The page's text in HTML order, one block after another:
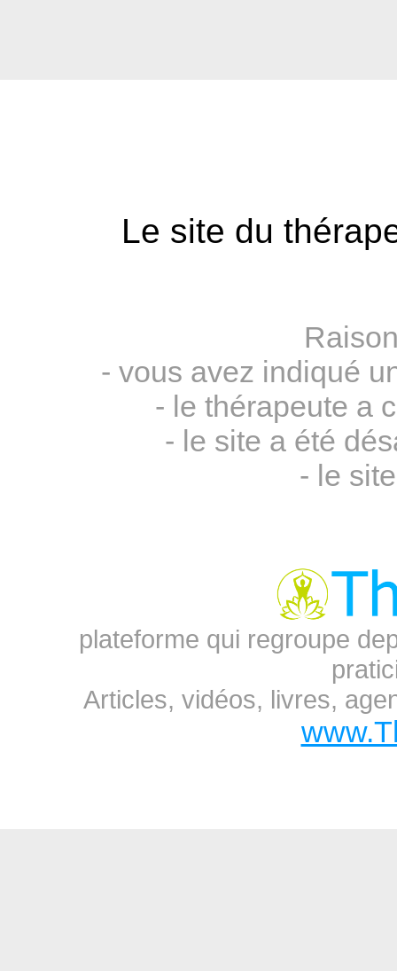
Le site du
- vous avez indiqué
- le thérapeute a
- le site a été
- le
plateforme qui regroupe
Articles, vidéos, livres,